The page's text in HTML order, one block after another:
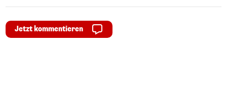
Jetzt kommentieren